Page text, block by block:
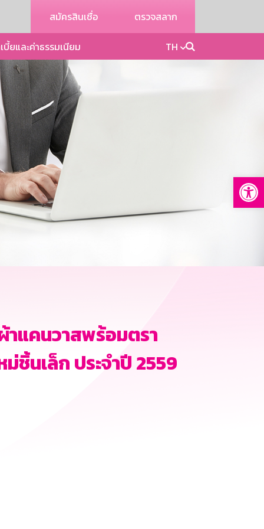
สมัครสินเชื่อ ตรวจสลาก
บี้ยและค่าธรรมเนียม TH
าแคนวาสพร้อมตรา
นเล็ก ประจำปี 2559